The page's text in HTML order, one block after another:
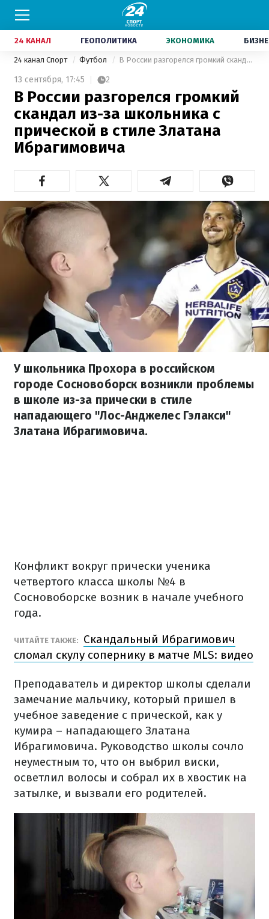
24 КАНАЛ ГЕОПОЛИТИКА ЭКОНОМИКА
24 канал Спорт Футбол В России разгорелся громкий скандал из-за школьника с прической в стиле Златана Ибрагимовича
13 сентября, 17:45 2
В России разгорелся громкий
скандал из-за школьника с
прической в стиле Златана
Ибрагимовича
У школьника Прохора в российском
городе Сосновоборск возникли проблемы
в школе из-за прически в стиле
нападающего "Лос-Анджелес Гэлакси"
Златана Ибрагимовича.
Конфликт вокруг прически ученика
четвертого класса школы №4 в
Сосновоборске возник в начале учебного
года.
ЧИТАЙТЕ ТАКЖЕ:
Скандальный Ибрагимович
сломал скулу сопернику в матче MLS: видео
Преподаватель и директор школы сделали
замечание мальчику, который пришел в
учебное заведение с прической, как у
кумира – нападающего Златана
Ибрагимовича. Руководство школы сочло
неуместным то, что он выбрил виски,
осветлил волосы и собрал их в хвостик на
затылке, и вызвали его родителей.